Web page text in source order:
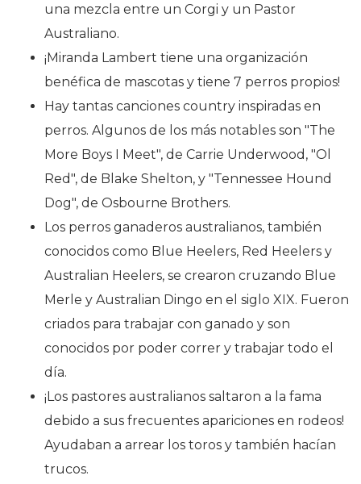
una mezcla entre un Corgi y un Pastor
Australiano.
¡Miranda Lambert tiene una organización
benéfica de mascotas y tiene 7 perros propios!
Hay tantas canciones country inspiradas en
perros. Algunos de los más notables son "The
More Boys I Meet", de Carrie Underwood, "Ol
Red", de Blake Shelton, y "Tennessee Hound
Dog", de Osbourne Brothers.
Los perros ganaderos australianos, también
conocidos como Blue Heelers, Red Heelers y
Australian Heelers, se crearon cruzando Blue
Merle y Australian Dingo en el siglo XIX. Fueron
criados para trabajar con ganado y son
conocidos por poder correr y trabajar todo el
día.
¡Los pastores australianos saltaron a la fama
debido a sus frecuentes apariciones en rodeos!
Ayudaban a arrear los toros y también hacían
trucos.